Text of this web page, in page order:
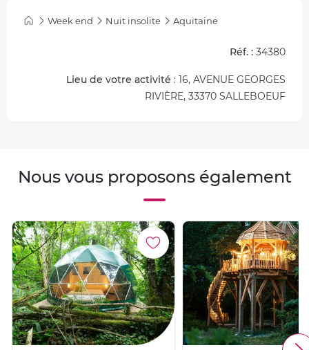
Week end Nuit insolite Aquitaine
Réf. : 34380
Lieu de votre activité : 16, AVENUE GEORGES
RIVIÈRE, 33370 SALLEBOEUF
Nous vous proposons également